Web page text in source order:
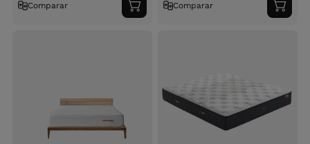
Comparar
Adicionar
ao
Comparar
ao